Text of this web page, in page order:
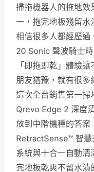
掃拖機器人的拖地效
一，拖完地板殘留水
相信很多人都經歷過
20 Sonic 聲波騎士
「即拖即乾」體驗
朋友猶豫，就有很多
這次全台銷售第一掃
Qrevo Edge 2 深度
放到中階機種的答案
RetractSense™ 智慧
系統與十合一自動
完地板乾爽不留水漬